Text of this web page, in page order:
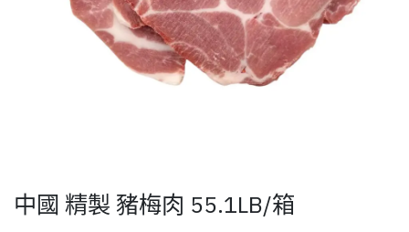
中國 精製 豬梅肉 55.1LB/箱